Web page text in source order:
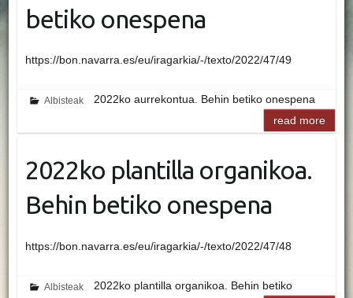
betiko onespena
https://bon.navarra.es/eu/iragarkia/-/texto/2022/47/49
Albisteak
2022ko aurrekontua. Behin betiko onespena
read more
2022ko plantilla organikoa.
Behin betiko onespena
https://bon.navarra.es/eu/iragarkia/-/texto/2022/47/48
Albisteak
2022ko plantilla organikoa. Behin betiko